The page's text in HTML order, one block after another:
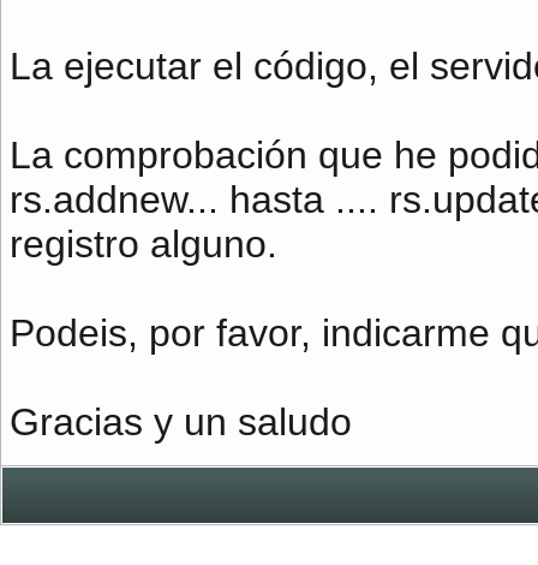
La ejecutar el código, el
La comprobación que he
rs.addnew... hasta ....
registro alguno.
Podeis, por favor, indicarme
Gracias y un saludo